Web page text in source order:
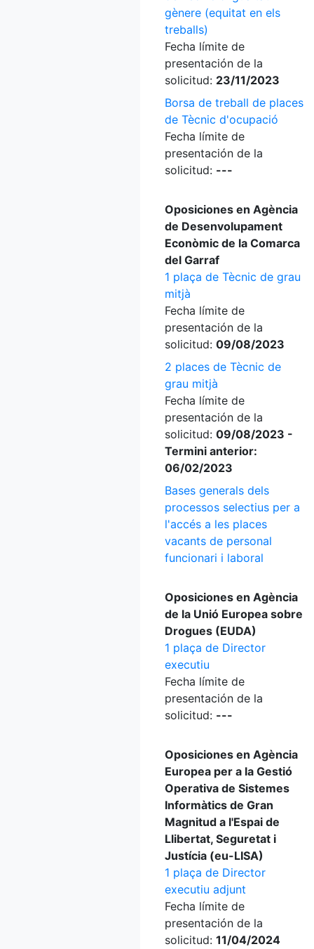
gènere (equitat en els
treballs)
Fecha límite de
presentación de la
solicitud: 23/11/2023
Borsa de treball de places
de Tècnic d'ocupació
Fecha límite de
presentación de la
solicitud: ---
Oposiciones en Agència
de Desenvolupament
Econòmic de la Comarca
del Garraf
1 plaça de Tècnic de grau
mitjà
Fecha límite de
presentación de la
solicitud: 09/08/2023
2 places de Tècnic de
grau mitjà
Fecha límite de
presentación de la
solicitud: 09/08/2023 -
Termini anterior:
06/02/2023
Bases generals dels
processos selectius per a
l'accés a les places
vacants de personal
funcionari i laboral
Oposiciones en Agència
de la Unió Europea sobre
Drogues (EUDA)
1 plaça de Director
executiu
Fecha límite de
presentación de la
solicitud: ---
Oposiciones en Agència
Europea per a la Gestió
Operativa de Sistemes
Informàtics de Gran
Magnitud a l'Espai de
Llibertat, Seguretat i
Justícia (eu-LISA)
1 plaça de Director
executiu adjunt
Fecha límite de
presentación de la
solicitud: 11/04/2024